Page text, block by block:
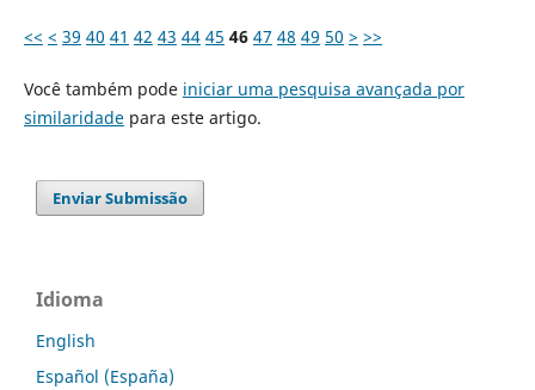
<< < 39 40 41 42 43 44 45 46 47 48 49 50 > >>
Você também pode iniciar uma pesquisa avançada por
similaridadepara este artigo.
Enviar Submissão
Idioma
English
Español (España)